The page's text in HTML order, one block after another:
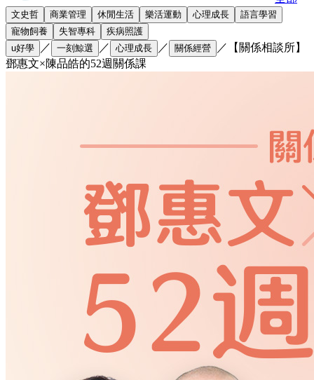
文史哲 商業管理 休閒生活 樂活運動 心理成長
語言學習
寵物飼養
失智專科
疾病照護
u好學
／ 一刻鯨選 ／ 心理成長 ／ 關係經營 ／
【關係相談所】
鄧惠文×陳品皓的52週關係課